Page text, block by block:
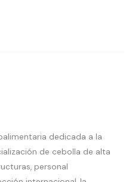
dedicada a la
de cebolla de alta
personal